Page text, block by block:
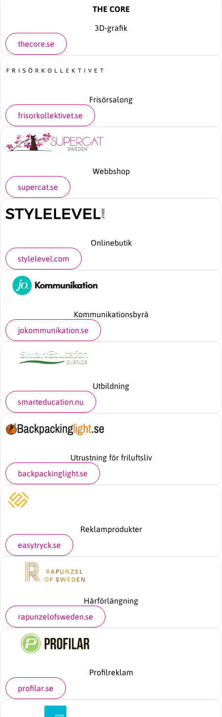
THE CORE
3D-grafik
thecore.se
Frisörsalong
frisorkollektivet.se
Webbshop
supercat.se
Onlinebutik
stylelevel.com
Kommunikationsbyrå
jokommunikation.se
Utbildning
smarteducation.nu
Utrustning för friluftsliv
backpackinglight.se
Reklamprodukter
easytryck.se
Hårförlängning
rapunzelofsweden.se
Profilreklam
profilar.se